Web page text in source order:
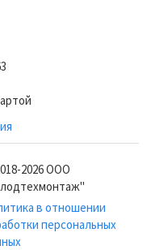
2026 ООО
в отношении
персональных